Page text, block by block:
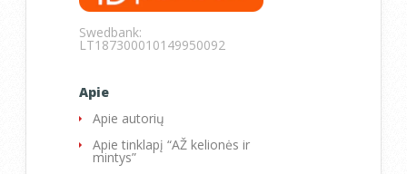
Swedbank:
LT187300010149950092
Apie
Apie autorių
Apie tinklapį “AŽ kelionės ir
mintys”